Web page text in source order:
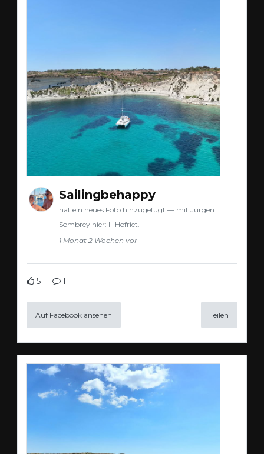
Sailingbehappy
hat ein neues Foto hinzugefügt — mit Jürgen
Sombrey hier: Il-Hofriet.
1 Monat 2 Wochen vor
5 1
Auf Facebook ansehen Teilen